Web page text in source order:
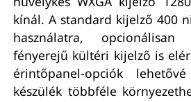
kínál. A standard kijelző 400
használatra,
fényerejű kültéri kijelző is
érintőpanel-opciók
készülék többféle